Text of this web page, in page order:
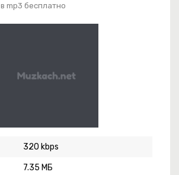
в mp3 бесплатно
320 kbps
7.35 МБ